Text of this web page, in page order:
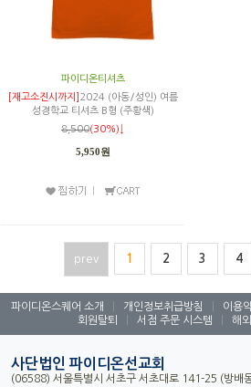
파이디온티셔츠
[재고소진시까지]
2024 (아동/성인) 여름
성경학교 티셔츠 B형 (주황색)
8,500(30%)↓
5,950원
prev 1 2 3 4
파이디온스퀘어 소개 개인정보취급방침 이용
회원탈퇴
서점 주문 시스템 해
사단법인 파이디온선교회
(06588) 서울특별시 서초구 서초대로 141-25 (방배